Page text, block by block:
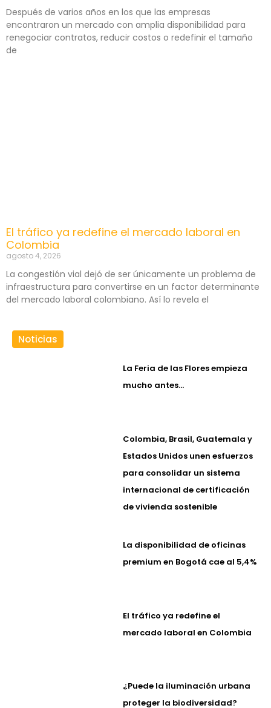
Después de varios años en los que las empresas
encontraron un mercado con amplia disponibilidad para
renegociar contratos, reducir costos o redefinir el tamaño
de
El tráfico ya redefine el mercado laboral en
Colombia
agosto 4, 2026
La congestión vial dejó de ser únicamente un problema de
infraestructura para convertirse en un factor determinante
del mercado laboral colombiano. Así lo revela el
Noticias
La Feria de las Flores empieza
mucho antes…
Colombia, Brasil, Guatemala y
Estados Unidos unen esfuerzos
para consolidar un sistema
internacional de certificación
de vivienda sostenible
La disponibilidad de oficinas
premium en Bogotá cae al 5,4%
El tráfico ya redefine el
mercado laboral en Colombia
¿Puede la iluminación urbana
proteger la biodiversidad?